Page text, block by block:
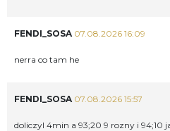
FENDI_SOSA 07.08.2026 16:09
nerra co tam he
FENDI_SOSA 07.08.2026 15:57
doliczyl 4min a 93;20 9 rozny i 94;10